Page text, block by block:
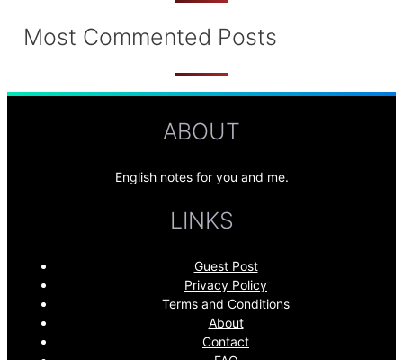
Most Commented Posts
ABOUT
English notes for you and me.
LINKS
Guest Post
Privacy Policy
Terms and Conditions
About
Contact